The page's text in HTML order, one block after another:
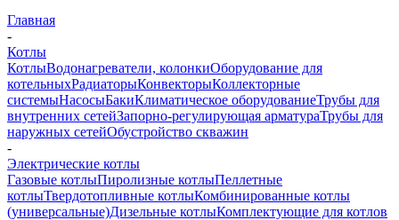
Главная
-
Котлы
КотлыВодонагреватели, колонкиОборудование для
котельныхРадиаторыКонвекторыКоллекторные
системыНасосыБакиКлиматическое оборудованиеТрубы для
внутренних сетейЗапорно-регулирующая арматураТрубы для
наружных сетейОбустройство скважин
-
Электрические котлы
Газовые котлыПиролизные котлыПеллетные
котлыТвердотопливные котлыКомбинированные котлы
(универсальные)Дизельные котлыКомплектующие для котлов